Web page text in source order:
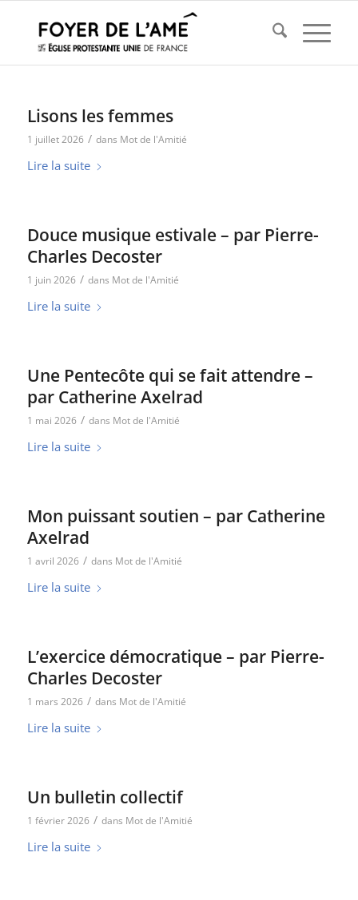
Lisons les femmes
1 juillet 2026 / dans Mot de l'Amitié
Lire la suite
Douce musique estivale – par Pierre-
Charles Decoster
1 juin 2026 / dans Mot de l'Amitié
Lire la suite
Une Pentecôte qui se fait attendre –
par Catherine Axelrad
1 mai 2026 / dans Mot de l'Amitié
Lire la suite
Mon puissant soutien – par Catherine
Axelrad
1 avril 2026 / dans Mot de l'Amitié
Lire la suite
L’exercice démocratique – par Pierre-
Charles Decoster
1 mars 2026 / dans Mot de l'Amitié
Lire la suite
Un bulletin collectif
1 février 2026 / dans Mot de l'Amitié
Lire la suite